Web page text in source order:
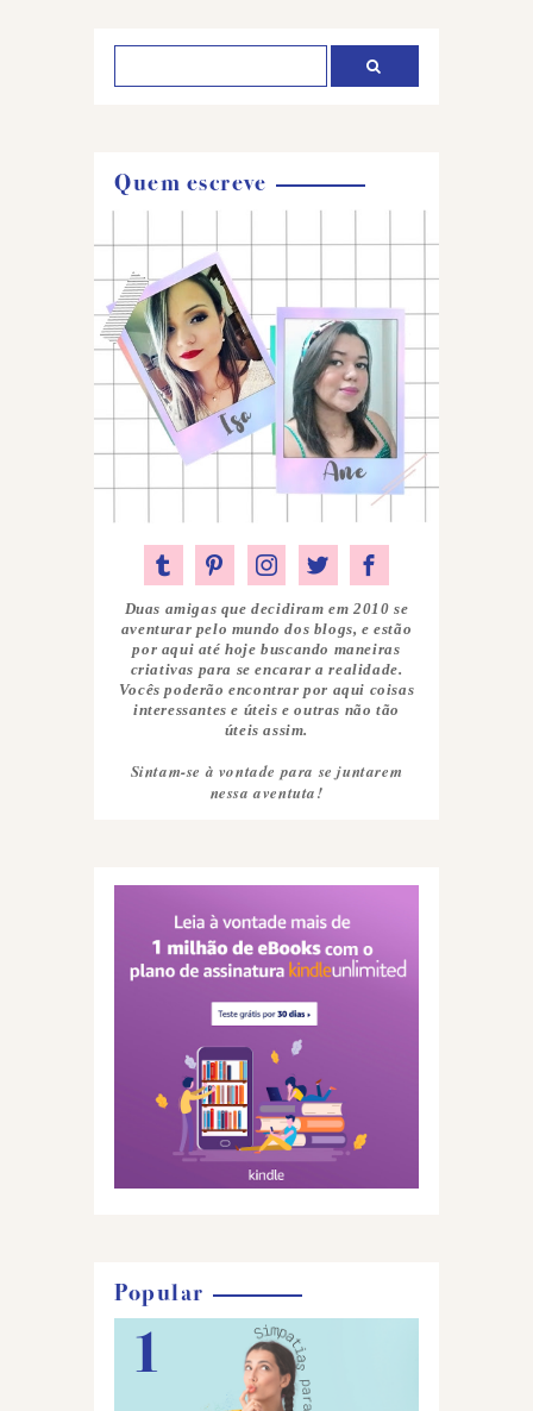
Quem escreve
Duas amigas que decidiram em 2010 se
aventurar pelo mundo dos blogs, e estão
por aqui até hoje buscando maneiras
criativas para se encarar a realidade.
Vocês poderão encontrar por aqui coisas
interessantes e úteis e outras não tão
úteis assim.
Sintam-se à vontade para se juntarem
nessa aventuta!
Popular